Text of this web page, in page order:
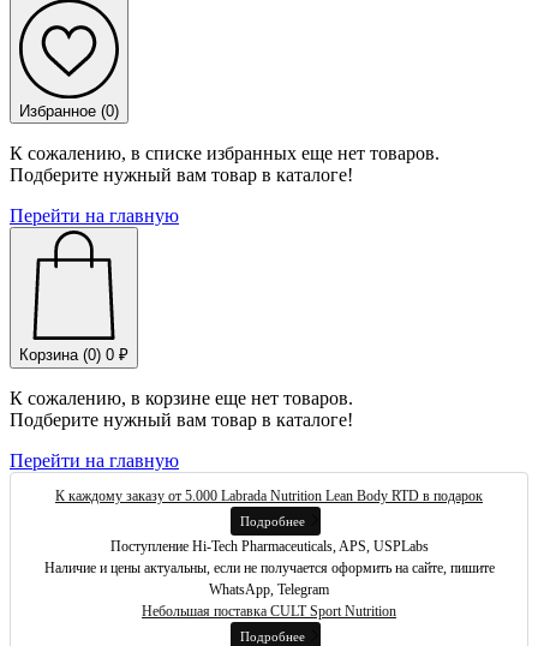
Избранное (0)
К сожалению, в списке избранных еще нет товаров.
Подберите нужный вам товар в каталоге!
Перейти на главную
Корзина (0) 0 ₽
К сожалению, в корзине еще нет товаров.
Подберите нужный вам товар в каталоге!
Перейти на главную
К каждому заказу от 5.000 Labrada Nutrition Lean Body RTD в подарок
Подробнее
Поступление Hi-Tech Pharmaceuticals, APS, USPLabs
Наличие и цены актуальны, если не получается оформить на сайте, пишите
WhatsApp, Telegram
Небольшая поставка CULT Sport Nutrition
Подробнее